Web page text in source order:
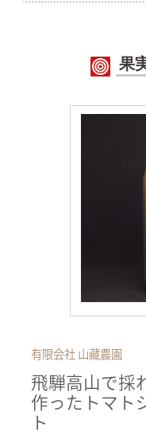
果
有限会社 山藏農園
飛騨高山で採
作ったトマ
ト